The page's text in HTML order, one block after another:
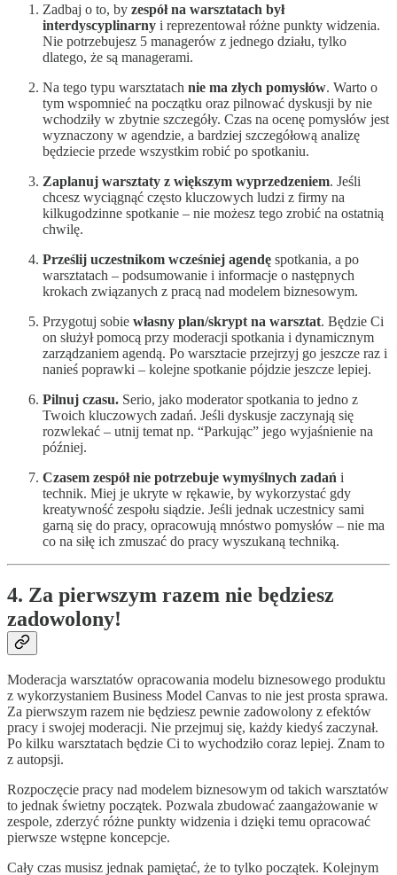
Zadbaj o to, by zespół na warsztatach był
interdyscyplinarny i reprezentował różne punkty widzenia.
Nie potrzebujesz 5 managerów z jednego działu, tylko
dlatego, że są managerami.
Na tego typu warsztatach nie ma złych pomysłów. Warto o
tym wspomnieć na początku oraz pilnować dyskusji by nie
wchodziły w zbytnie szczegóły. Czas na ocenę pomysłów jest
wyznaczony w agendzie, a bardziej szczegółową analizę
będziecie przede wszystkim robić po spotkaniu.
Zaplanuj warsztaty z większym wyprzedzeniem. Jeśli
chcesz wyciągnąć często kluczowych ludzi z firmy na
kilkugodzinne spotkanie – nie możesz tego zrobić na ostatnią
chwilę.
Prześlij uczestnikom wcześniej agendę spotkania, a po
warsztatach – podsumowanie i informacje o następnych
krokach związanych z pracą nad modelem biznesowym.
Przygotuj sobie własny plan/skrypt na warsztat. Będzie Ci
on służył pomocą przy moderacji spotkania i dynamicznym
zarządzaniem agendą. Po warsztacie przejrzyj go jeszcze raz i
nanieś poprawki – kolejne spotkanie pójdzie jeszcze lepiej.
Pilnuj czasu. Serio, jako moderator spotkania to jedno z
Twoich kluczowych zadań. Jeśli dyskusje zaczynają się
rozwlekać – utnij temat np. “Parkując” jego wyjaśnienie na
później.
Czasem zespół nie potrzebuje wymyślnych zadań i
technik. Miej je ukryte w rękawie, by wykorzystać gdy
kreatywność zespołu siądzie. Jeśli jednak uczestnicy sami
garną się do pracy, opracowują mnóstwo pomysłów – nie ma
co na siłę ich zmuszać do pracy wyszukaną techniką.
4. Za pierwszym razem nie będziesz
zadowolony!
Moderacja warsztatów opracowania modelu biznesowego produktu
z wykorzystaniem Business Model Canvas to nie jest prosta sprawa.
Za pierwszym razem nie będziesz pewnie zadowolony z efektów
pracy i swojej moderacji. Nie przejmuj się, każdy kiedyś zaczynał.
Po kilku warsztatach będzie Ci to wychodziło coraz lepiej. Znam to
z autopsji.
Rozpoczęcie pracy nad modelem biznesowym od takich warsztatów
to jednak świetny początek. Pozwala zbudować zaangażowanie w
zespole, zderzyć różne punkty widzenia i dzięki temu opracować
pierwsze wstępne koncepcje.
Cały czas musisz jednak pamiętać, że to tylko początek. Kolejnym